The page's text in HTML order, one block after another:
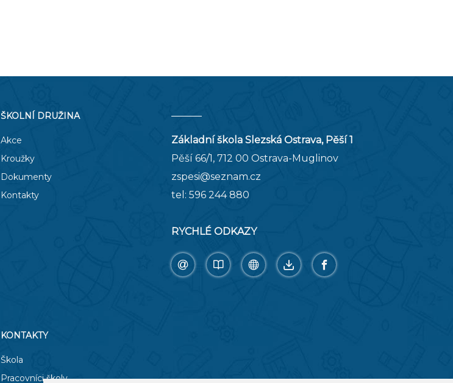
ŠKOLNÍ DRUŽINA
Akce
Kroužky
Dokumenty
Kontakty
KONTAKTY
Škola
Pracovníci školy
Základní škola Slezská Ostrava, Pěší 1
Pěší 66/1, 712 00 Ostrava-Muglinov
zspesi@seznam.cz
tel: 596 244 880
RYCHLÉ ODKAZY